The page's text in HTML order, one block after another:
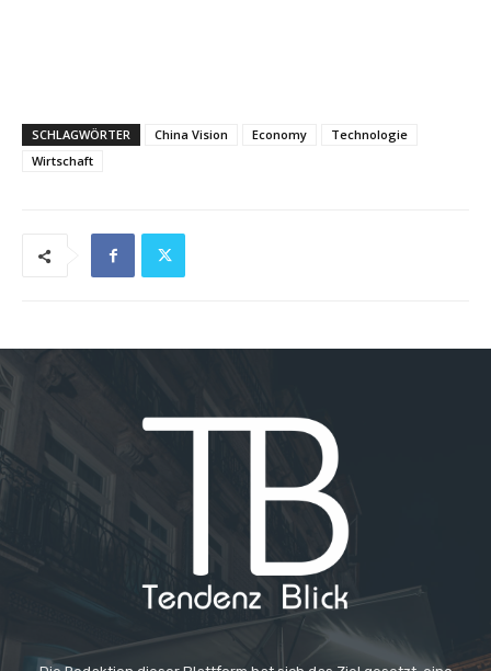
SCHLAGWÖRTER China Vision Economy
Technologie
Wirtschaft